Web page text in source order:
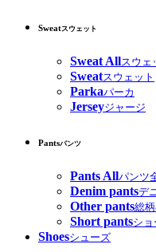
Sweatスウェット
Sweat Allスウェ
Sweatスウェット
Parkaパーカ
Jerseyジャージ
Pantsパンツ
Pants Allパンツ
Denim pantsデ
Other pants総
Short pantsシ
Shoesシューズ